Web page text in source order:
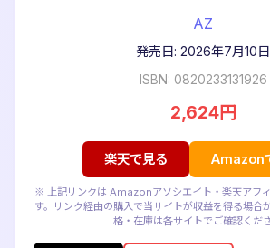
AZ
発売日: 2026年7月10日
ISBN: 0820233131926
2,624円
楽天で見る Amazon
※ 上記リンクは Amazonアソシエイト・楽天アフ
す。リンク経由の購入で当サイトが収益を得る場合
格・在庫は各サイトでご確認くださ